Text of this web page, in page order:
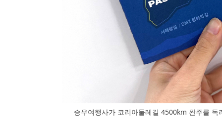
승우여행사가 코리아둘레길 4500km 완주를 독